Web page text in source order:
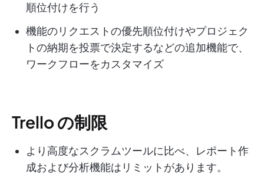
順位付けを行う
機能のリクエストの優先順位付けやプロジェク
トの納期を投票で決定するなどの追加機能で、
ワークフローをカスタマイズ
Trello の制限
より高度なスクラムツールに比べ、レポート作
成および分析機能はリミットがあります。